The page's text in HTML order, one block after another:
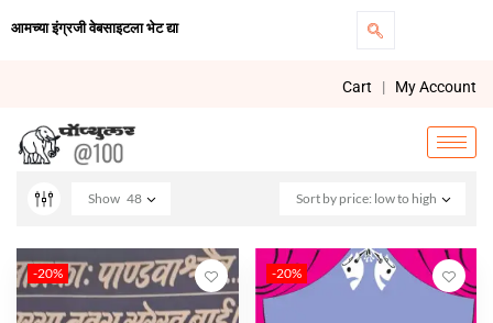
आमच्या इंग्रजी वेबसाइटला भेट द्या
Cart | My Account
Sort by price: low to high
Show 48
-20% -20%